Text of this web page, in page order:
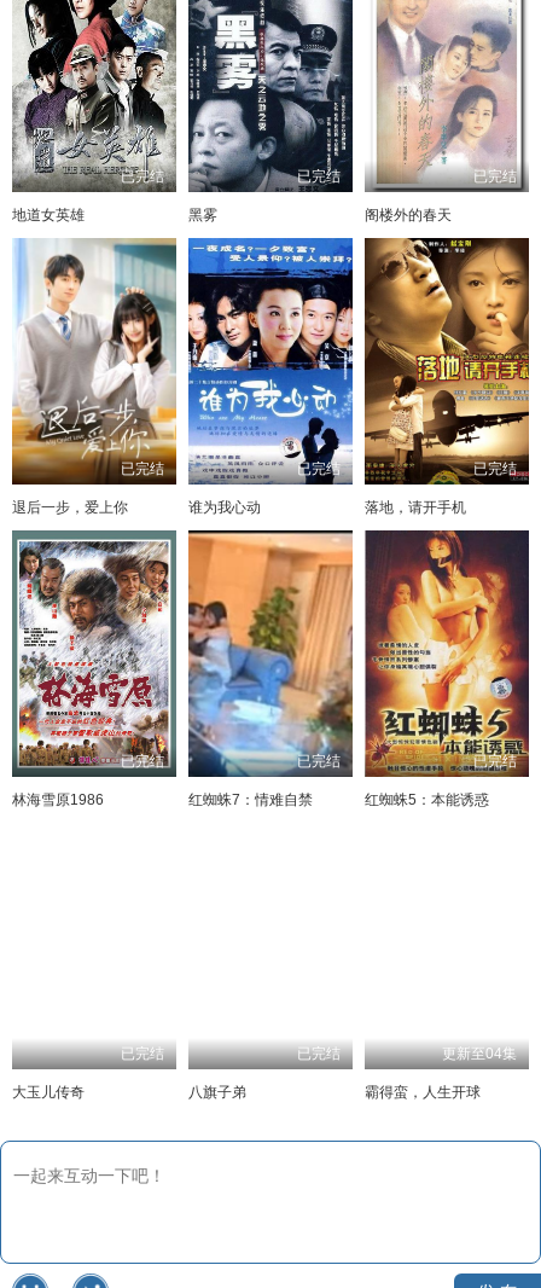
已完结
地道女英雄
已完结
黑雾
已完结
阁楼外的春天
已完结
退后一步，爱上你
已完结
谁为我心动
已完结
落地，请开手机
已完结
林海雪原1986
已完结
红蜘蛛7：情难自禁
已完结
红蜘蛛5：本能诱惑
已完结
大玉儿传奇
已完结
八旗子弟
更新至04集
霸得蛮，人生开球